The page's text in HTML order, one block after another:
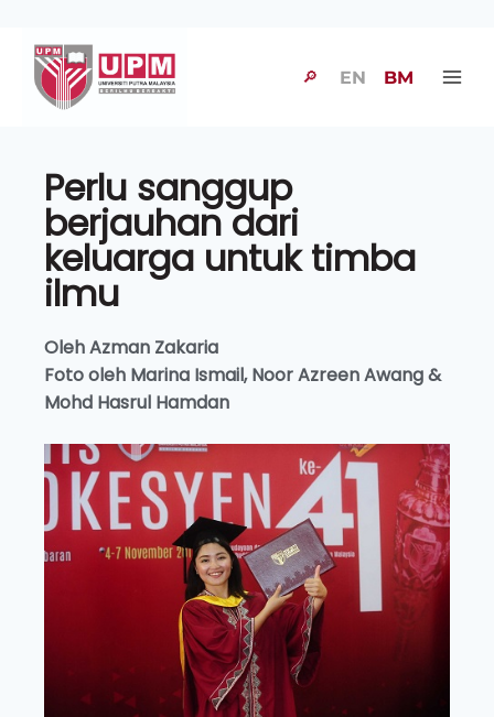
🔎 EN BM
Perlu sanggup
berjauhan dari
keluarga untuk timba
ilmu
Oleh Azman Zakaria
Foto oleh Marina Ismail, Noor Azreen Awang &
Mohd Hasrul Hamdan